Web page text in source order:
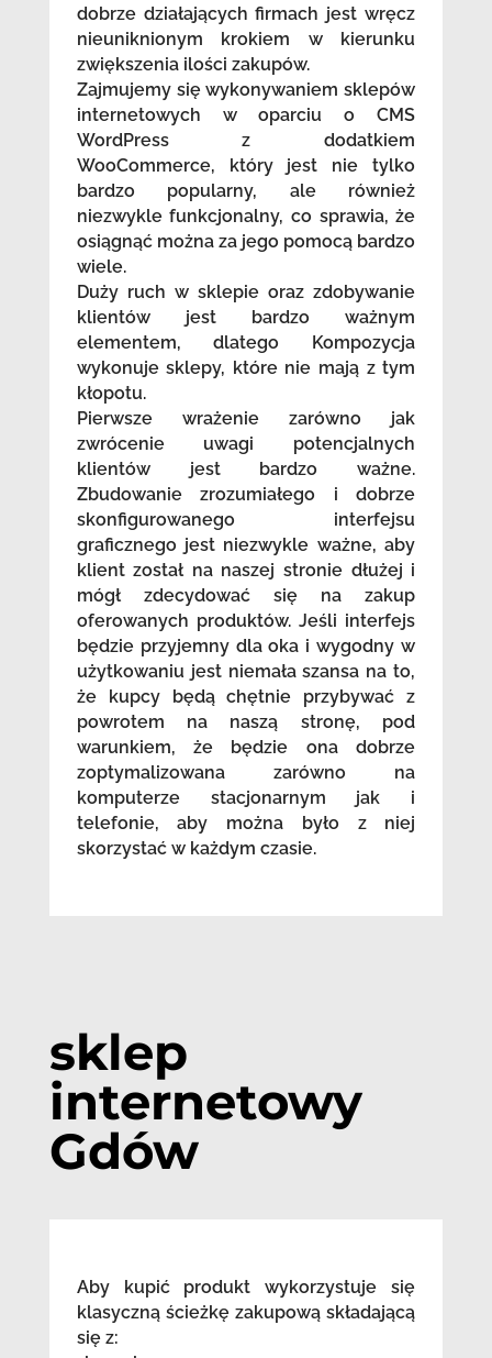
dobrze działających firmach jest wręcz
nieuniknionym krokiem w kierunku
zwiększenia ilości zakupów.
Zajmujemy się wykonywaniem sklepów
internetowych w oparciu o CMS
WordPress z dodatkiem
WooCommerce, który jest nie tylko
bardzo popularny, ale również
niezwykle funkcjonalny, co sprawia, że
osiągnąć można za jego pomocą bardzo
wiele.
Duży ruch w sklepie oraz zdobywanie
klientów jest bardzo ważnym
elementem, dlatego Kompozycja
wykonuje sklepy, które nie mają z tym
kłopotu.
Pierwsze wrażenie zarówno jak
zwrócenie uwagi potencjalnych
klientów jest bardzo ważne.
Zbudowanie zrozumiałego i dobrze
skonfigurowanego interfejsu
graficznego jest niezwykle ważne, aby
klient został na naszej stronie dłużej i
mógł zdecydować się na zakup
oferowanych produktów. Jeśli interfejs
będzie przyjemny dla oka i wygodny w
użytkowaniu jest niemała szansa na to,
że kupcy będą chętnie przybywać z
powrotem na naszą stronę, pod
warunkiem, że będzie ona dobrze
zoptymalizowana zarówno na
komputerze stacjonarnym jak i
telefonie, aby można było z niej
skorzystać w każdym czasie.
sklep
internetowy
Gdów
Aby kupić produkt wykorzystuje się
klasyczną ścieżkę zakupową składającą
się z: